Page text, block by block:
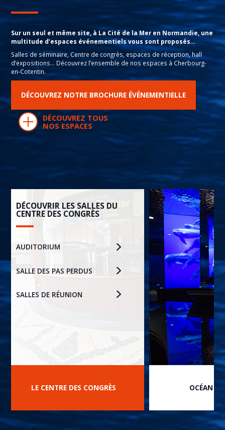
Sur un seul et même site, à La Cité de la Mer en Normandie, une
multitude d’espaces événementiels vous sont proposés…
Salles de séminaire, Centre de congrès, espaces de réception, hall
d’expositions… Découvrez l’ensemble de nos espaces à Cherbourg-
en-Cotentin.
DÉCOUVREZ NOTRE BROCHURE ÉVÉNEMENTIELLE
DÉCOUVREZ TOUS
NOS ESPACES
DÉCOUVRIR LES SALLES DU
CENTRE DES CONGRÈS
AUDITORIUM
SALLE DES PAS PERDUS
SALLES DE RÉUNION
LE CENTRE DES CONGRÈS OCÉAN